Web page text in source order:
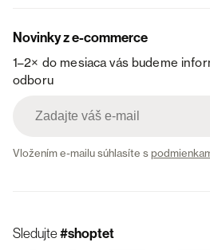
Novinky z e-commerce
1–2× do mesiaca vás budeme
odboru
Vložením e-mailu súhlasíte s
Sledujte#shoptet